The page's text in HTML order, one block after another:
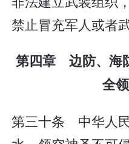
禁止冒充军人或者
第四章 边防、海
全
第三十条 中华人